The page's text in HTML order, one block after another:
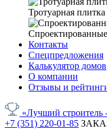
Тротуарная плитка
Контакты
Спецпредложения
Калькулятор домов
О компании
Отзывы и
«Лучший строитель
+7 (351) 220-01-85